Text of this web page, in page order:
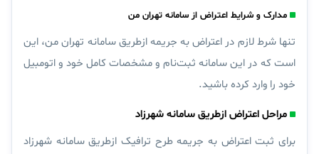
مدارک و شرایط اعتراض از سامانه تهران من
تنها شرط لازم در اعتراض به جریمه ازطریق سامانه تهران من، این
است که در این سامانه ثبت‌نام و مشخصات کامل خود و اتومبیل
خود را وارد کرده باشید.
مراحل اعتراض ازطریق سامانه شهرزاد
برای ثبت اعتراض به جریمه طرح ترافیک ازطریق سامانه شهرزاد